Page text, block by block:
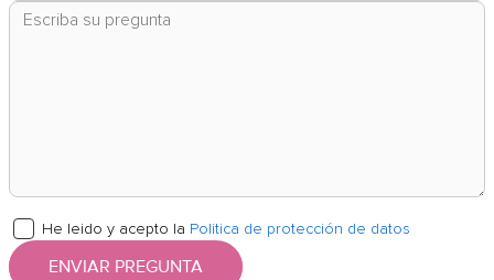
He leido y acepto la Politica de protección de datos
ENVIAR PREGUNTA